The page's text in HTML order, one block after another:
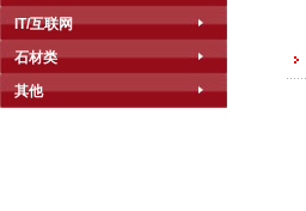
IT/互联网
石材类
其他